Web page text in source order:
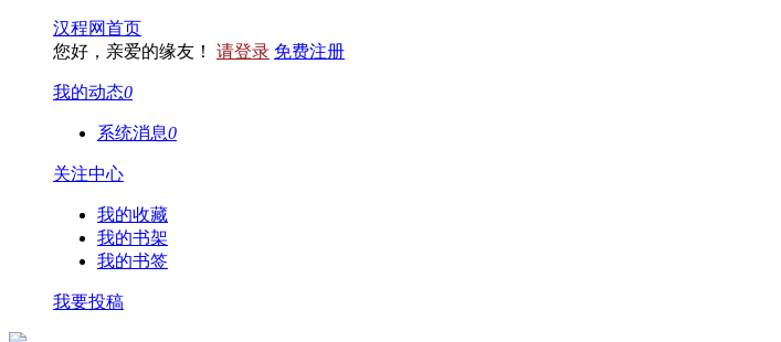
汉程网首页
您好，亲爱的缘友！ 请登录 免费注册
我的动态0
系统消息0
关注中心
我的收藏
我的书架
我的书签
我要投稿